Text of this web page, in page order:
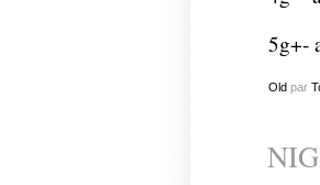
5g+-
Oldpar